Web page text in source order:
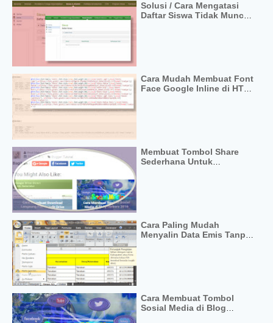
Solusi / Cara Mengatasi
Daftar Siswa Tidak Muncul
Cara Mudah Membuat Font
Face Google Inline di HTML
Membuat Tombol Share
Sederhana Untuk
Cara Paling Mudah
Menyalin Data Emis Tanpa
Cara Membuat Tombol
Sosial Media di Blog